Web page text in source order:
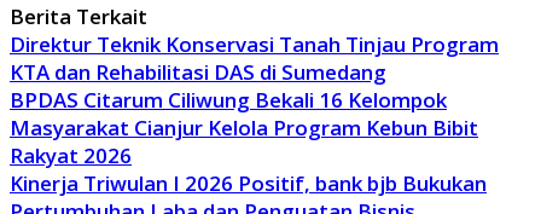
Berita Terkait
Direktur Teknik Konservasi Tanah Tinjau Program
KTA dan Rehabilitasi DAS di Sumedang
BPDAS Citarum Ciliwung Bekali 16 Kelompok
Masyarakat Cianjur Kelola Program Kebun Bibit
Rakyat 2026
Kinerja Triwulan I 2026 Positif, bank bjb Bukukan